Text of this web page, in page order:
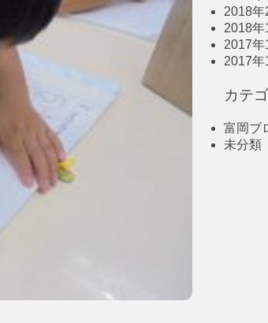
2018年
2018年
2017年
2017年
カテ
富岡ブ
未分類